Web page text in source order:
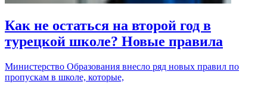
Как не остаться на второй год в
турецкой школе? Новые правила
Министерство Образования внесло ряд новых правил по
пропускам в школе, которые,